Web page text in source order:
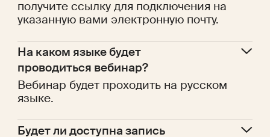
получите ссылку для подключения на
указанную вами электронную почту.
На каком языке будет
проводиться вебинар?
Вебинар будет проходить на русском
языке.
Будет ли доступна запись